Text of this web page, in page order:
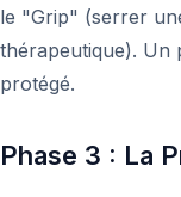
le "Grip" (serrer
thérapeutique). Un
protégé.
Phase 3 : La